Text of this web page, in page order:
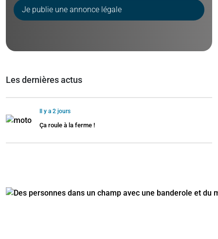
Je publie une annonce légale
Les dernières actus
Il y a 2 jours
Ça roule à la ferme !